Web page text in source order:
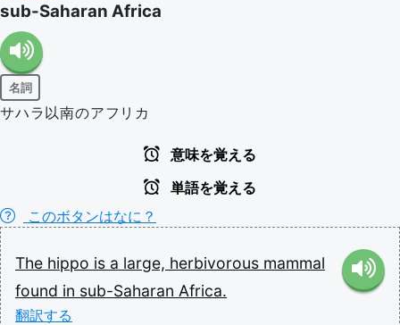
sub-Saharan Africa
名詞
サハラ以南のアフリカ
意味を覚える
単語を覚える
このボタンはなに？
The hippo is a large, herbivorous mammal
found in sub-Saharan Africa.
翻訳する